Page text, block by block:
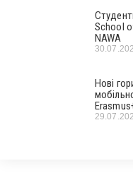
School
NAWA
Нові